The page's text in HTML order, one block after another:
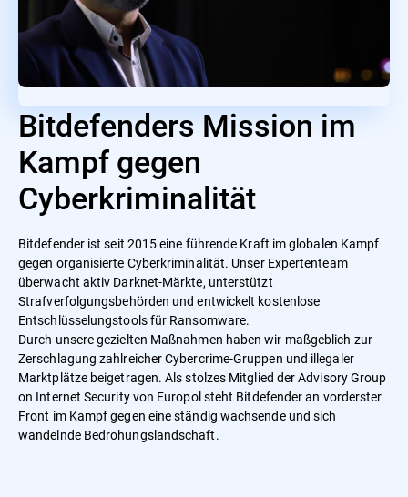
Bitdefenders Mission im
Kampf gegen
Cyberkriminalität
Bitdefender ist seit 2015 eine führende Kraft im globalen Kampf
gegen organisierte Cyberkriminalität. Unser Expertenteam
überwacht aktiv Darknet-Märkte, unterstützt
Strafverfolgungsbehörden und entwickelt kostenlose
Entschlüsselungstools für Ransomware.
Durch unsere gezielten Maßnahmen haben wir maßgeblich zur
Zerschlagung zahlreicher Cybercrime-Gruppen und illegaler
Marktplätze beigetragen. Als stolzes Mitglied der Advisory Group
on Internet Security von Europol steht Bitdefender an vorderster
Front im Kampf gegen eine ständig wachsende und sich
wandelnde Bedrohungslandschaft.